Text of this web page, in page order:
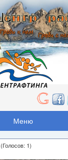
Меню
(Голосов: 1)